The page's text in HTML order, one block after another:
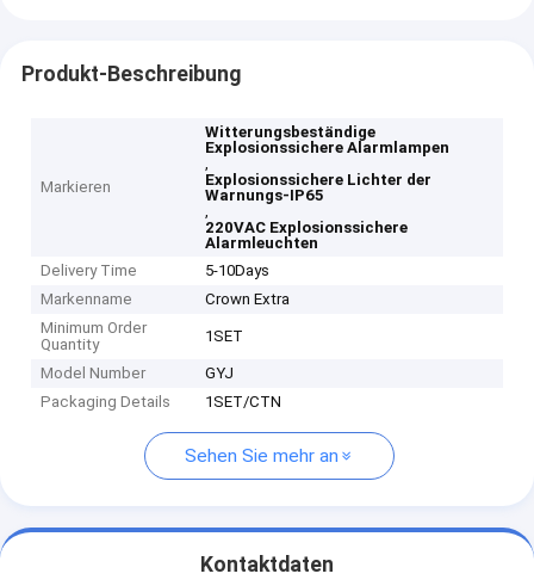
Produkt-Beschreibung
Markieren
Witterungsbeständige
Explosionssichere Alarmlampen
,
Explosionssichere Lichter der
Warnungs-IP65
,
220VAC Explosionssichere
Alarmleuchten
Delivery Time
5-10Days
Markenname
Crown Extra
Minimum Order
Quantity
1SET
Model Number
GYJ
Packaging Details
1SET/CTN
Sehen Sie mehr an
Kontaktdaten